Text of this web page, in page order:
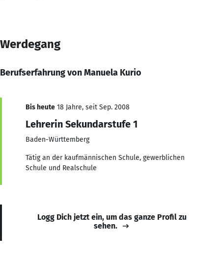
Werdegang
Berufserfahrung von Manuela Kurio
Bis heute 18 Jahre, seit Sep. 2008
Lehrerin Sekundarstufe 1
Baden-Württemberg
Tätig an der kaufmännischen Schule, gewerblichen
Schule und Realschule
Logg Dich jetzt ein, um das ganze Profil zu
sehen.